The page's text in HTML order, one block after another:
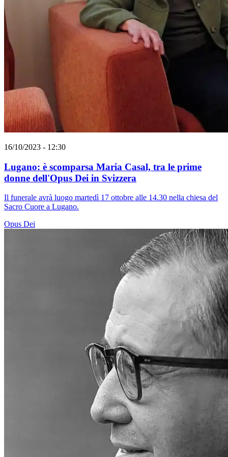
16/10/2023 - 12:30
Lugano: è scomparsa Maria Casal, tra le prime
donne dell'Opus Dei in Svizzera
Il funerale avrà luogo martedì 17 ottobre alle 14.30 nella chiesa del
Sacro Cuore a Lugano.
Opus Dei